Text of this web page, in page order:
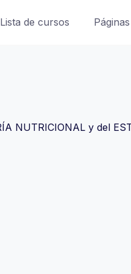
Lista de cursos Páginas